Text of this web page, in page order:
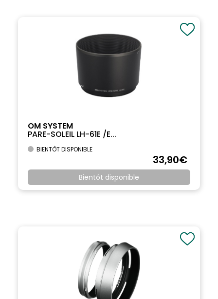
OM SYSTEM
PARE-SOLEIL LH-61E /E...
BIENTÔT DISPONIBLE
33,90€
Bientôt disponible